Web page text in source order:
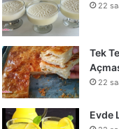
22
Tek
22
Evde